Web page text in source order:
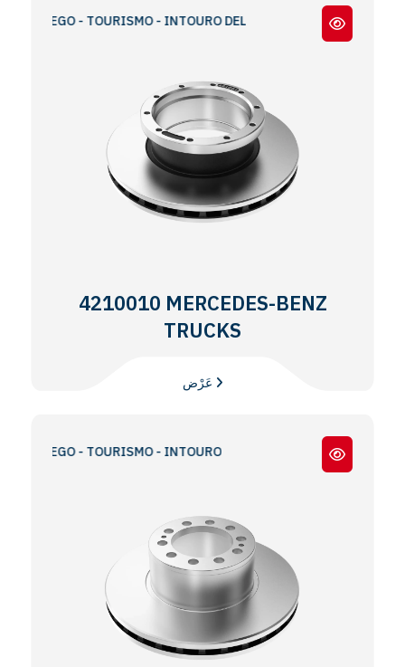
- TOURISMO - INTOURO DEL
4210010 MERCEDES-BENZ
TRUCKS
- TOURISMO - INTOURO